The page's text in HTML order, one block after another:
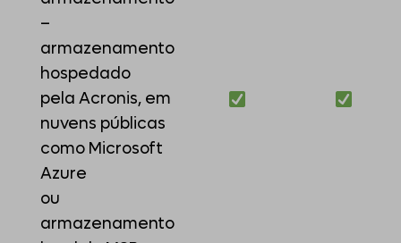
–
armazenamento
hospedado
pela Acronis, em
nuvens públicas
como Microsoft
Azure
ou
armazenamento